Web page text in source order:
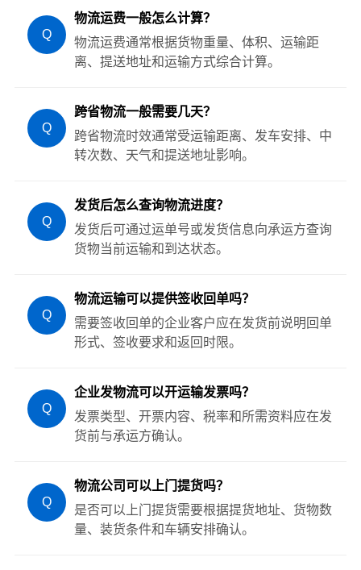
Q
物流运费一般怎么计算？
物流运费通常根据货物重量、体积、运输距
离、提送地址和运输方式综合计算。
Q
跨省物流一般需要几天？
跨省物流时效通常受运输距离、发车安排、中
转次数、天气和提送地址影响。
Q
发货后怎么查询物流进度？
发货后可通过运单号或发货信息向承运方查询
货物当前运输和到达状态。
Q
物流运输可以提供签收回单吗？
需要签收回单的企业客户应在发货前说明回单
形式、签收要求和返回时限。
Q
企业发物流可以开运输发票吗？
发票类型、开票内容、税率和所需资料应在发
货前与承运方确认。
Q
物流公司可以上门提货吗？
是否可以上门提货需要根据提货地址、货物数
量、装货条件和车辆安排确认。